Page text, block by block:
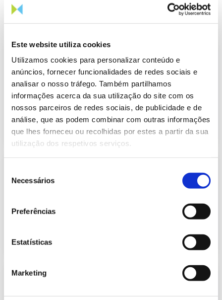
Este website utiliza cookies
Utilizamos cookies para personalizar conteúdo e
anúncios, fornecer funcionalidades de redes sociais e
analisar o nosso tráfego. Também partilhamos
informações acerca da sua utilização do site com os
nossos parceiros de redes sociais, de publicidade e de
análise, que as podem combinar com outras informações
que lhes forneceu ou recolhidas por estes a partir da sua
utilização dos respetivos serviços.
Necessários
Preferências
Estatísticas
Marketing
633.95 Kb
Eletroprodutor da semana 47 de
2023
Publicação com periodicidade semanal, com
informação sobre Eletricidade
2023-11-27 Eletricidade
635.16 Kb 2022
2021